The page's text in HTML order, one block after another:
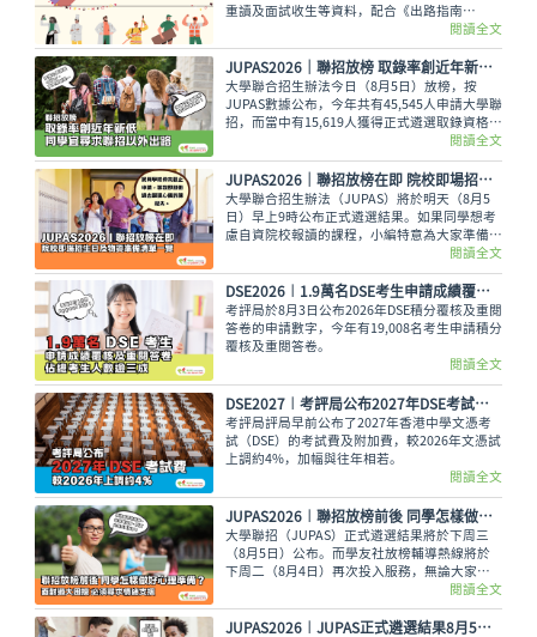
重讀及面試收生等資料，配合《出路指南
2026》讓讀者線上線下接收最全面的放榜動
向！
閱讀全文
JUPAS2026｜聯招放榜 取錄率創近年新低 同學宜尋求聯招以外出路
大學聯合招生辦法今日（8月5日）放榜，按
JUPAS數據公布，今年共有45,545人申請大學聯
招，而當中有15,619人獲得正式遴選取錄資格，
佔整體申請人數僅34.29%，創下近年新低。即
使如此，未獲錄取的同學也不用氣餒，還可以多
留意聯招以外的選擇呢。
閱讀全文
JUPAS2026｜聯招放榜在即 院校即場招生日及物資準備清單一覽
大學聯合招生辦法（JUPAS）將於明天（8月5
日）早上9時公布正式遴選結果。如果同學想考
慮自資院校報讀的課程，小編特意為大家準備了
各大專院校的即場招生日詳情與物品準備清單，
閱讀全文
DSE2026︱1.9萬名DSE考生申請成績覆核及重閱答卷 佔總考生人數逾三成
考評局於8月3日公布2026年DSE積分覆核及重閱
答卷的申請數字，今年有19,008名考生申請積分
覆核及重閱答卷。
閱讀全文
DSE2027︱考評局公布2027年DSE考試費 較2026年上調約4%
考評局評局早前公布了2027年香港中學文憑考
試（DSE）的考試費及附加費，較2026年文憑試
上調約4%，加幅與往年相若。
閱讀全文
JUPAS2026︱聯招放榜前後 同學怎樣做好心理準備？面對過大困擾 必須尋求情緒支援
大學聯招（JUPAS）正式遴選結果將於下周三
（8月5日）公布。而學友社放榜輔導熱線將於
下周二（8月4日）再次投入服務，無論大家有
甚麼出路疑問，又或需要支援輔導、尋求專業意
見，都可致電2503 3399，與學友社輔導員盡情
傾訴！
閱讀全文
JUPAS2026︱JUPAS正式遴選結果8月5日公布 一文看清放榜重要日程及注意事項